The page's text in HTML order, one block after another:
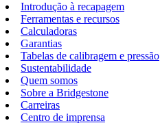
Introdução à recapagem
Ferramentas e recursos
Calculadoras
Garantias
Tabelas de calibragem e pressão
Sustentabilidade
Quem somos
Sobre a Bridgestone
Carreiras
Centro de imprensa